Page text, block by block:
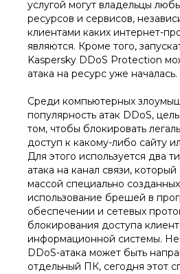
услугой могут владельцы
ресурсов и сервисов,
клиентами каких интернет-
являются. Кроме того,
Kaspersky DDoS Protection
атака на ресурс уже началась.
Среди компьютерных
популярность атак DDoS,
том, чтобы блокировать
доступ к какому-либо сайту
Для этого используется два
атака на канал связи, который
массой специально
использование брешей в
обеспечении и сетевых
блокирования доступа
информационной системы.
DDoS-атака может быть
отдельный ПК, сегодня этот